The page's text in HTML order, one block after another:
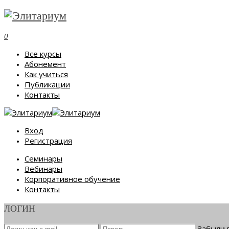
0
Все курсы
Абонемент
Как учиться
Публикации
Контакты
Вход
Регистрация
Семинары
Вебинары
Корпоративное обучение
Контакты
ЛОГИН